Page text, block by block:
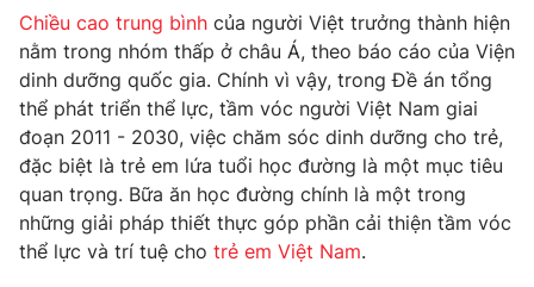
Thế giới đó đây
Câu chuyện quốc tế
Tài chính
Thị trường
Góc doanh nghiệp
Dữ liệu và đời sống
Truyền hình
Phim VTV
Hậu trường
Giải trí
Điện ảnh
Chiều cao trung bình của người Việt trưởng thành hiện
nằm trong nhóm thấp ở châu Á, theo báo cáo của Viện
dinh dưỡng quốc gia. Chính vì vậy, trong Đề án tổng
thể phát triển thể lực, tầm vóc người Việt Nam giai
đoạn 2011 - 2030, việc chăm sóc dinh dưỡng cho trẻ,
đặc biệt là trẻ em lứa tuổi học đường là một mục tiêu
quan trọng. Bữa ăn học đường chính là một trong
những giải pháp thiết thực góp phần cải thiện tầm vóc
thể lực và trí tuệ cho trẻ em Việt Nam.